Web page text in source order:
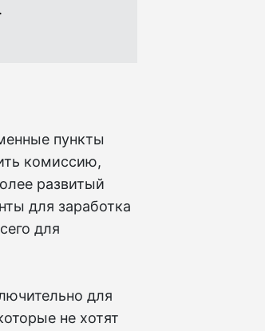
пункты
комиссию,
развитый
для заработка
для
для
не хотят